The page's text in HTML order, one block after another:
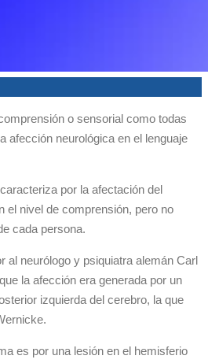
o sensorial como todas
afección neurológica en el lenguaje
por la afectación del
el nivel de comprensión, pero no
cada persona.
al neurólogo y psiquiatra alemán Carl
la afección era generada por un
izquierda del cerebro, la que
es por una lesión en el hemisferio